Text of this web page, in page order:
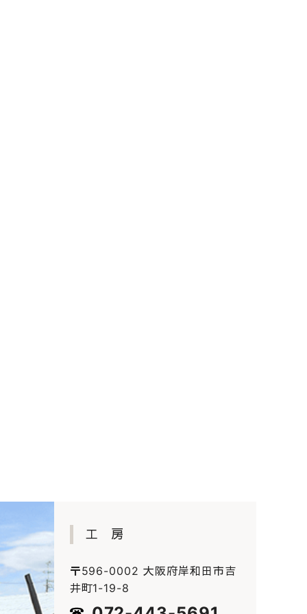
工 房
〒596-0002 大阪府岸和田市吉
井町1-19-8